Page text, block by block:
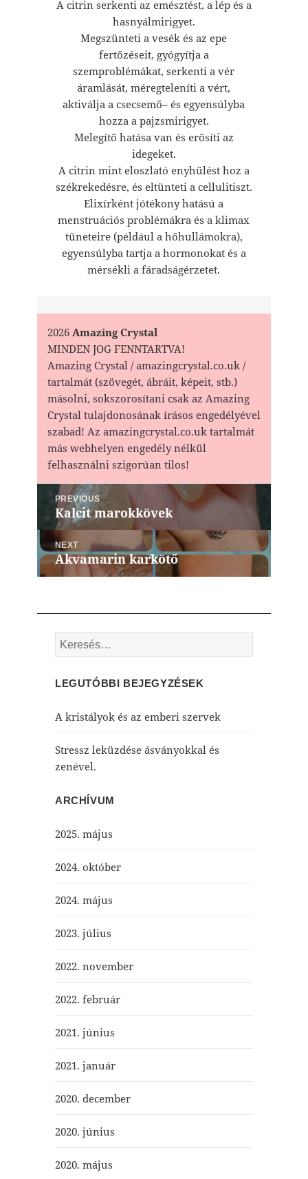
A citrin serkenti az emésztést, a lép és a
hasnyálmirigyet.
Megszünteti a vesék és az epe
fertőzéseit, gyógyítja a
szemproblémákat, serkenti a vér
áramlását, méregteleníti a vért,
aktiválja a csecsemő– és egyensúlyba
hozza a pajzsmirigyet.
Melegítő hatása van és erősíti az
idegeket.
A citrin mint eloszlató enyhülést hoz a
székrekedésre, és eltünteti a cellulitiszt.
Elixírként jótékony hatású a
menstruációs problémákra és a klimax
tüneteire (például a hőhullámokra),
egyensúlyba tartja a hormonokat és a
mérsékli a fáradságérzetet.
2026Amazing Crystal
MINDEN JOG FENNTARTVA!
Amazing Crystal / amazingcrystal.co.uk /
tartalmát (szövegét, ábráit, képeit, stb.)
másolni, sokszorosítani csak az Amazing
Crystal tulajdonosának írásos engedélyével
szabad! Az amazingcrystal.co.uk tartalmát
más webhelyen engedély nélkül
felhasználni szigorúan tilos!
Bejegyzés
navigáció
PREVIOUS
Previous
post:
Kalcit marokkövek
NEXT
Next
post:
Akvamarin karkötő
Keresés:
LEGUTÓBBI BEJEGYZÉSEK
A kristályok és az emberi szervek
Stressz leküzdése ásványokkal és
zenével.
ARCHÍVUM
2025. május
2024. október
2024. május
2023. július
2022. november
2022. február
2021. június
2021. január
2020. december
2020. június
2020. május